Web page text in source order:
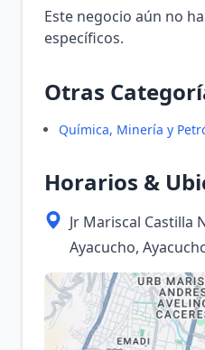
Este negocio aún no
específicos.
Otras
Química, Minería y
Horarios &
Jr Mariscal Castilla
Ayacucho,